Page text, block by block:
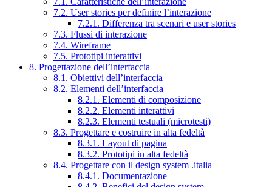
7.2. User stories per definire l’interazione
7.2.1. Differenza tra scenari e user stories
7.3. Flussi di interazione
7.4. Wireframe
7.5. Prototipi interattivi
8. Progettazione dell’interfaccia
8.1. Obiettivi dell’interfaccia
8.2. Elementi dell’interfaccia
8.2.1. Elementi di composizione
8.2.2. Elementi interattivi
8.2.3. Elementi testuali (microtesti)
8.3. Progettare e costruire in alta fedeltà
8.3.1. Layout di pagina
8.3.2. Prototipi in alta fedeltà
8.4. Progettare con il design system .italia
8.4.1. Documentazione